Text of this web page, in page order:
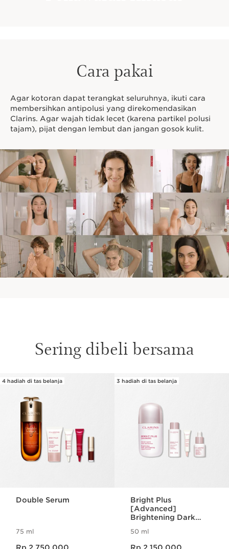
Cara pakai
Agar kotoran dapat terangkat seluruhnya, ikuti cara
membersihkan antipolusi yang direkomendasikan
Clarins. Agar wajah tidak lecet (karena partikel polusi
tajam), pijat dengan lembut dan jangan gosok kulit.
Sering dibeli bersama
SKIP SECTION CONTENT
4 hadiah di tas belanja
Double Serum
75 ml
3 hadiah di tas belanja
Bright Plus
[Advanced]
Brightening Dark
Expert Serum
50 ml